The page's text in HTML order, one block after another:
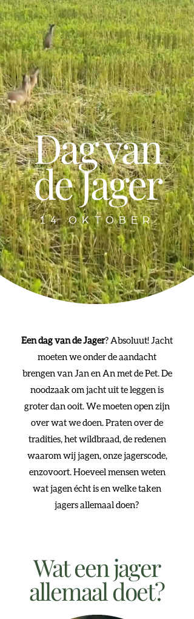
Dag van
de Jager
14 OKTOBER
Een dag van de Jager? Absoluut! Jacht
moeten we onder de aandacht
brengen van Jan en An met de Pet. De
noodzaak om jacht uit te leggen is
groter dan ooit. We moeten open zijn
over wat we doen. Praten over de
tradities, het wildbraad, de redenen
waarom wij jagen, onze jagerscode,
enzovoort. Hoeveel mensen weten
wat jagen écht is en welke taken
jagers allemaal doen?
Wat een jager
allemaal doet?